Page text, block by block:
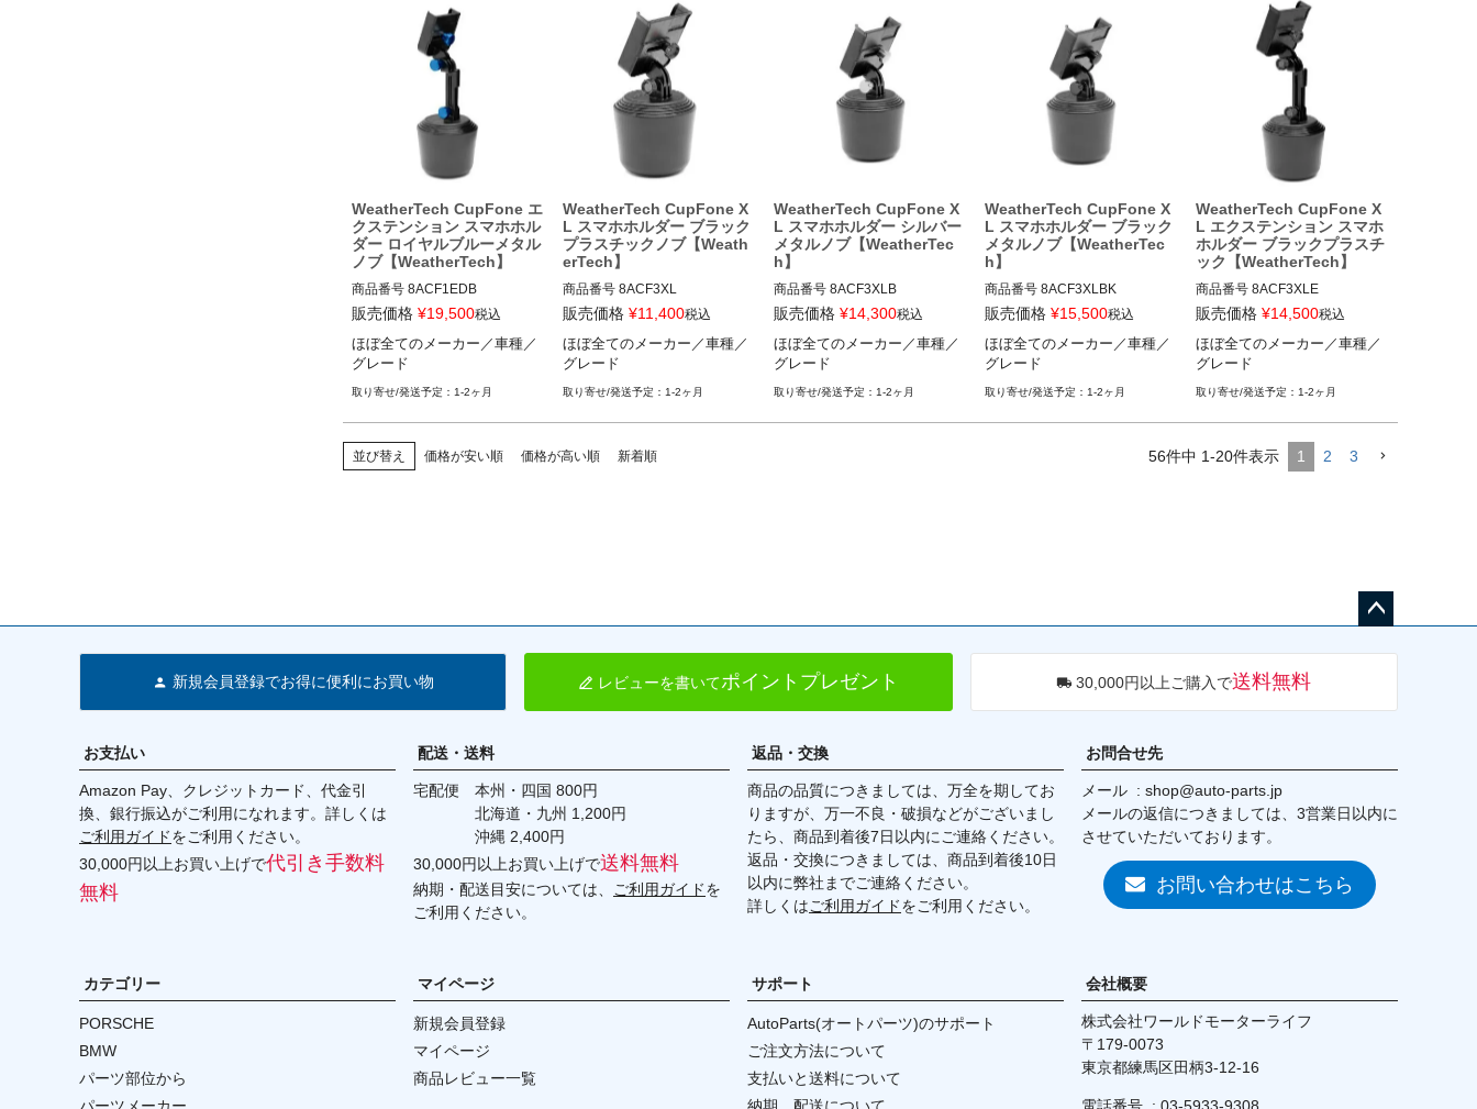
WeatherTech CupFone エ
クステンション スマホホル
ダー ロイヤルブルーメタル
ノブ【WeatherTech】
商品番号 8ACF1EDB
8ACF1EDB
ほぼ全てのメーカー／車種／グ
レード
販売価格 ¥19,500税込
ほぼ全てのメーカー／車種／
グレード
1-2ヶ月
WeatherTech CupFone X
L スマホホルダー ブラック
プラスチックノブ【Weath
erTech】
商品番号 8ACF3XL
8ACF3XL
ほぼ全てのメーカー／車種／グ
レード
販売価格 ¥11,400税込
ほぼ全てのメーカー／車種／
グレード
1-2ヶ月
WeatherTech CupFone X
L スマホホルダー シルバー
メタルノブ【WeatherTec
h】
商品番号 8ACF3XLB
8ACF3XLB
ほぼ全てのメーカー／車種／グ
レード
販売価格 ¥14,300税込
ほぼ全てのメーカー／車種／
グレード
1-2ヶ月
WeatherTech CupFone X
L スマホホルダー ブラック
メタルノブ【WeatherTec
h】
商品番号 8ACF3XLBK
8ACF3XLBK
ほぼ全てのメーカー／車種／グ
レード
販売価格 ¥15,500税込
ほぼ全てのメーカー／車種／
グレード
1-2ヶ月
WeatherTech CupFone X
L エクステンション スマホ
ホルダー ブラックプラスチ
ック【WeatherTech】
商品番号 8ACF3XLE
8ACF3XLE
ほぼ全てのメーカー／車種／グ
レード
販売価格 ¥14,500税込
ほぼ全てのメーカー／車種／
グレード
1-2ヶ月
並び替え 価格が安い順 価格が高い順 新着順 56件中 1-20件表示 1 2 3
へ
新規会員登録でお得に便利にお買い物 レビューを書いてポイントプレゼント 30,000円以上ご購入で送料無料
お支払い
Amazon Pay、クレジットカード、代金引
換、銀行振込がご利用になれます。詳しくは
ご利用ガイドをご利用ください。
30,000円以上お買い上げで代引き手数料
無料
配送・送料
宅配便 本州・四国 800円
北海道・九州 1,200円
沖縄 2,400円
30,000円以上お買い上げで送料無料
納期・配送目安については、 ご利用ガイドを
ご利用ください。
返品・交換
商品の品質につきましては、万全を期してお
りますが、万一不良・破損などがございまし
たら、商品到着後7日以内にご連絡ください。
返品・交換につきましては、商品到着後10日
以内に弊社までご連絡ください。
詳しくはご利用ガイドをご利用ください。
お問合せ先
メール
shop@auto-parts.jp
メールの返信につきましては、3営業日以内に
させていただいております。
お問い合わせはこちら
カテゴリー
PORSCHE
BMW
パーツ部位から
マイページ
新規会員登録
マイページ
商品レビュー一覧
サポート
AutoParts(オートパーツ)のサポート
ご注文方法について
支払いと送料について
会社概要
株式会社ワールドモーターライフ
179-0073
東京都練馬区田柄3-12-16